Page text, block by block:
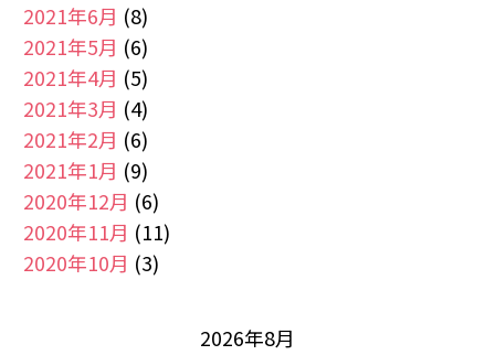
2021年6月 (8)
2021年5月 (6)
2021年4月 (5)
2021年3月 (4)
2021年2月 (6)
2021年1月 (9)
2020年12月 (6)
2020年11月 (11)
2020年10月 (3)
2026年8月